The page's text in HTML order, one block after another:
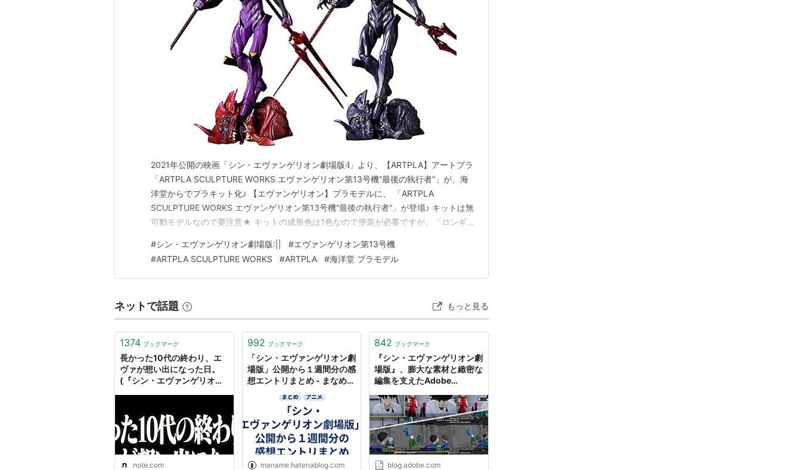
2021年公開の映画「シン・エヴァンゲリオン劇場版𝄇」より、【ARTPLA】アートプラ
「ARTPLA SCULPTURE WORKS エヴァンゲリオン第13号機“最後の執行者”」が、海
洋堂からでプラキット化♪ 【エヴァンゲリオン】プラモデルに、 「ARTPLA
SCULPTURE WORKS エヴァンゲリオン第13号機“最後の執行者”」が登場♪ キットは無
可動モデルなので要注意★ キットの成形色は1色なので塗装が必要ですが、「ロンギヌ
ルの全高：約22cm（頭頂高）。 「ロンギヌスの槍」のサイズは、全長：約32cm…
#シン・エヴァンゲリオン劇場版:|| #エヴァンゲリオン第13号機
#ARTPLA SCULPTURE WORKS #ARTPLA #海洋堂 プラモデル
ネットで話題 もっと見る
1374 ブックマーク
長かった10代の終わり、エ
ヴァが想い出になった日。
(『シン・エヴァンゲリオン
note.com
992 ブックマーク
「シン・エヴァンゲリオン劇
場版」公開から１週間分の感
想エントリまとめ - まなめは
maname.hatenablog.com
842 ブックマーク
『シン・エヴァンゲリオン劇
場版』、膨大な素材と緻密な
編集を支えたAdobe
blog.adobe.com